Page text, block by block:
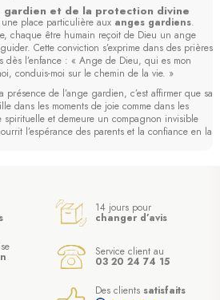
gardien et de la protection divine
place particulière aux anges gardiens.
chaque être humain reçoit de Dieu un ange
Cette conviction s’exprime dans des prières
dès l’enfance : « Ange de Dieu, qui es mon
conduis-moi sur le chemin de la vie. »
de l’ange gardien, c’est affirmer que sa
dans les moments de joie comme dans les
spirituelle et demeure un compagnon invisible
l’espérance des parents et la confiance en la
14 jours pour
changer d’avis
Service client au
03 20 24 74 15
Des clients satisfaits